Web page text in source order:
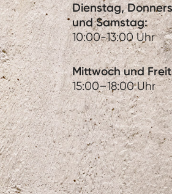
Dienstag,
und Samstag:
10:00-13:00 Uhr
Mittwoch und
15:00–18:00 Uhr